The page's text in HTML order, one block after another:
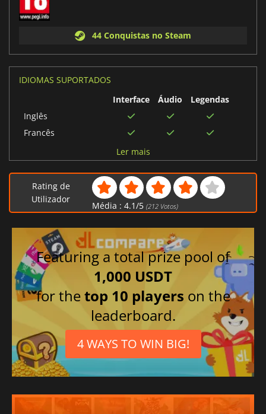
44 Conquistas no Steam
IDIOMAS SUPORTADOS
Interface
Áudio
Legendas
Inglês
Francês
Polonês
Coreano
Italiano
Russo
Português brasileiro
Alemão
Espanhol
Chinês tradicional
Ler mais
Rating de
Utilizador
Média : 4.1/5 (212Votos)
Featuring a total prize pool of
1,000 USDT
for thetop 10 players on the
leaderboard.
4 WAYS TO WIN BIG!